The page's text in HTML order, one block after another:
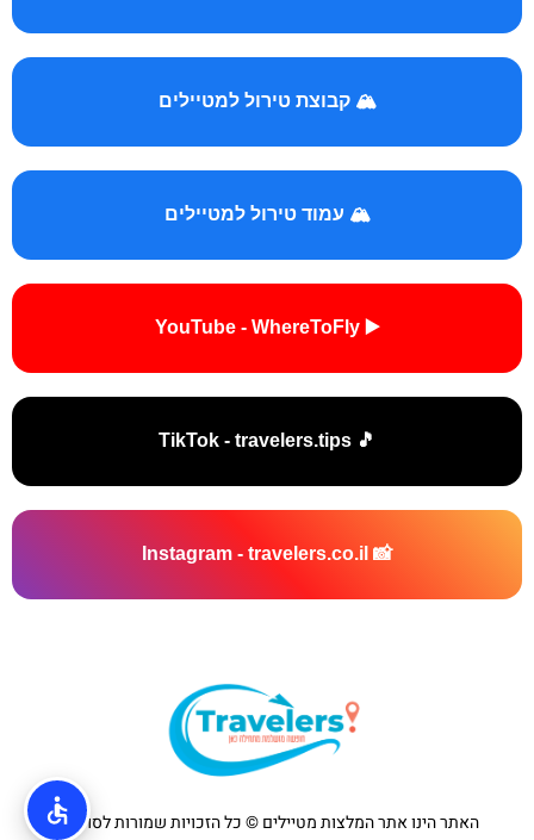
🏔️ קבוצת טירול למטיילים
🏔️ עמוד טירול למטיילים
▶️ YouTube - WhereToFly
🎵 TikTok - travelers.tips
📸 Instagram - travelers.co.il
האתר הינו אתר המלצות מטיילים © כל הזכויות שמורות לסוכנות